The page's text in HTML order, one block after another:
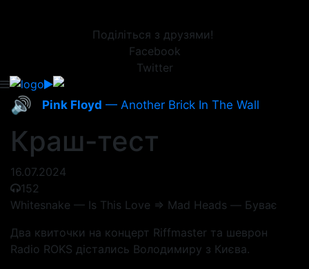
Поділіться з друзями!
Facebook
Twitter
🔊 Pink Floyd — Another Brick In The Wall
Краш-тест
16.07.2024
152
Whitesnake — Is This Love => Mad Heads — Буває
Два квиточки на концерт Riffmaster та шеврон
Radio ROKS дістались Володимиру з Києва.